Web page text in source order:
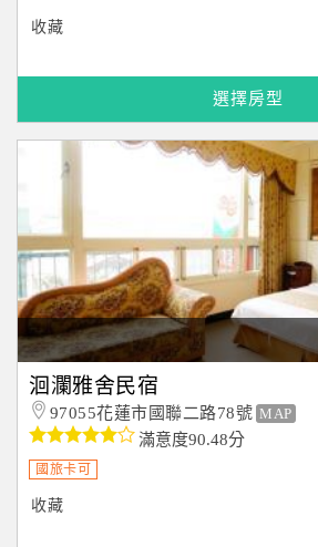
收藏
選擇房型
洄瀾雅舍民宿
97055花蓮市國聯二路78號 MAP
滿意度90.48分
國旅卡可
收藏